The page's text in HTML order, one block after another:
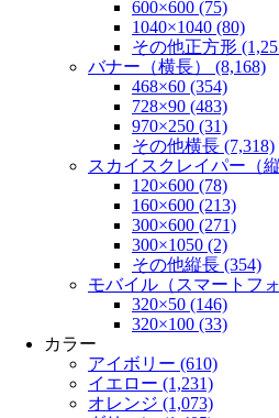
600×600 (75)
1040×1040 (80)
その他正方形
バナー（横長） (8,168)
468×60 (354)
728×90 (483)
970×250 (31)
その他横長 (7,318)
スカイスクレイパー（
120×600 (78)
160×600 (213)
300×600 (271)
300×1050 (2)
その他縦長 (354)
モバイル（スマートフ
320×50 (146)
320×100 (33)
カラー
アイボリー (610)
イエロー (1,231)
オレンジ (1,073)